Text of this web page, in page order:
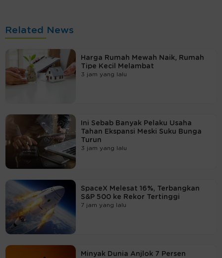
Related News
Harga Rumah Mewah Naik, Rumah
Tipe Kecil Melambat
3 jam yang lalu
Ini Sebab Banyak Pelaku Usaha
Tahan Ekspansi Meski Suku Bunga
Turun
3 jam yang lalu
SpaceX Melesat 16%, Terbangkan
S&P 500 ke Rekor Tertinggi
7 jam yang lalu
Minyak Dunia Anjlok 7 Persen